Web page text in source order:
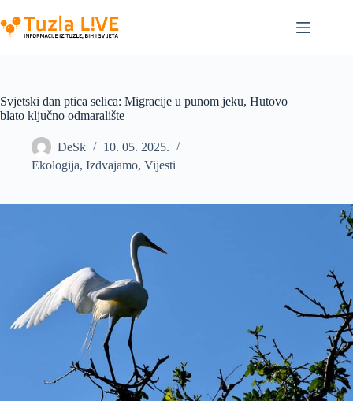
to
content
Svjetski dan ptica selica: Migracije u punom jeku, Hutovo
blato ključno odmaralište
DeSk
10. 05. 2025.
Ekologija, Izdvajamo, Vijesti